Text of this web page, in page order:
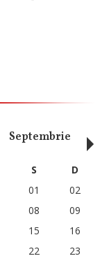
Septembrie
S
D
01
02
08
09
15
16
22
23